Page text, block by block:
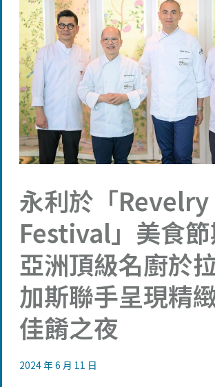
永利於「Revelry
Festival」美食
亞洲頂級名廚於
加斯聯手呈現精
佳餚之夜
2024 年 6 月 11 日